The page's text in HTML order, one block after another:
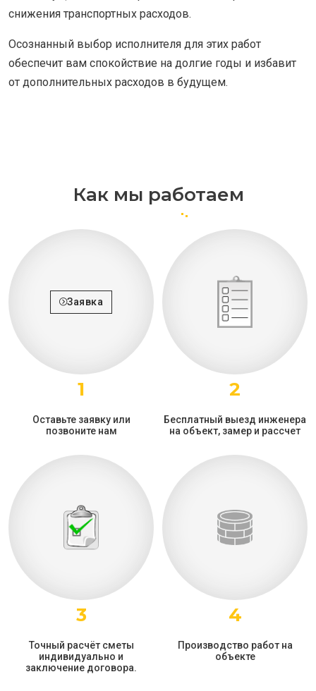
снижения транспортных расходов.
Осознанный выбор исполнителя для этих работ
обеспечит вам спокойствие на долгие годы и избавит
от дополнительных расходов в будущем.
Как мы работаем
Заявка
1
Оставьте заявку или
позвоните нам
2
Бесплатный выезд инженера
на объект, замер и рассчет
3
Точный расчёт сметы
индивидуально и
заключение договора.
4
Производство работ на
объекте